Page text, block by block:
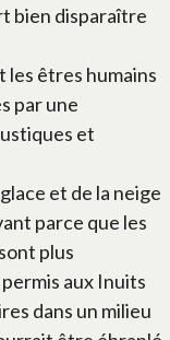
bien disparaître
les êtres humains
par une
et
et de la neige
parce que les
plus
aux Inuits
dans un milieu